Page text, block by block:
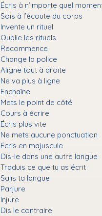
Écris à n’importe quel
Sois à l’écoute du corps
Invente un rituel
Oublie les rituels
Recommence
Change la police
Aligne tout à droite
Ne va plus à ligne
Enchaîne
Mets le point de côté
Cours à écrire
Écris plus vite
Ne mets aucune ponctuation
Écris en majuscule
Dis-le dans une autre langue
Traduis ce que tu as écrit
Salis ta langue
Parjure
Injure
Dis le contraire